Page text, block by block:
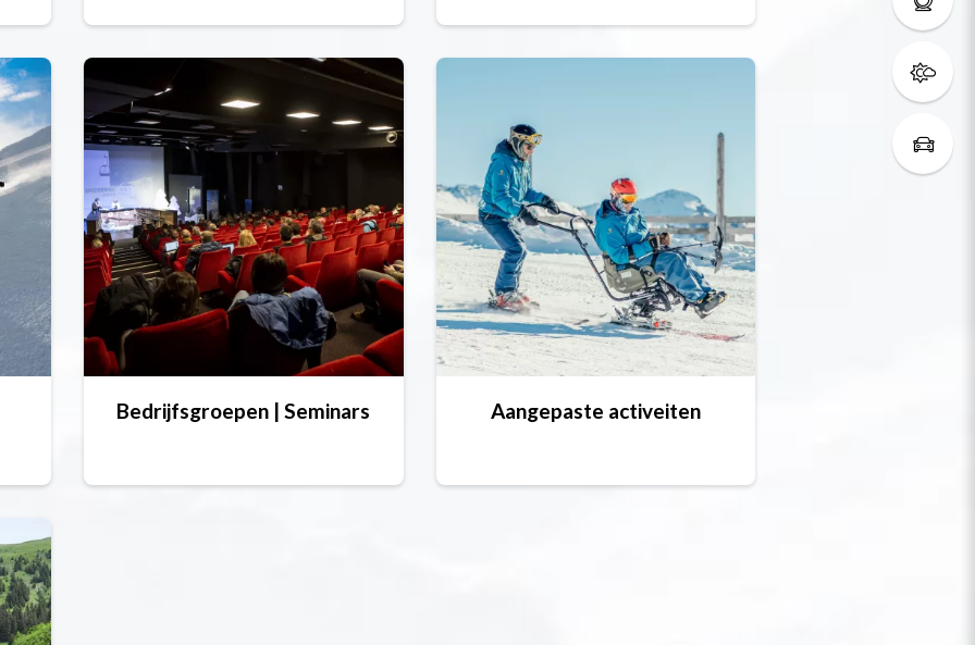
Bedrijfsgroepen | Seminars Aangepaste activeiten